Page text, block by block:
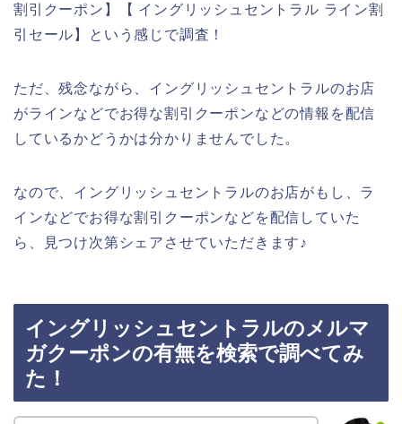
割引クーポン】【 イングリッシュセントラル ライン割
引セール】という感じで調査！
ただ、残念ながら、イングリッシュセントラルのお店
がラインなどでお得な割引クーポンなどの情報を配信
しているかどうかは分かりませんでした。
なので、イングリッシュセントラルのお店がもし、ラ
インなどでお得な割引クーポンなどを配信していた
ら、見つけ次第シェアさせていただきます♪
イングリッシュセントラルのメルマ
ガクーポンの有無を検索で調べてみ
た！